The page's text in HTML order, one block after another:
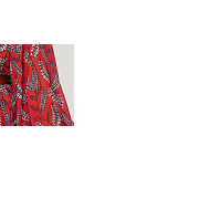
В наличии